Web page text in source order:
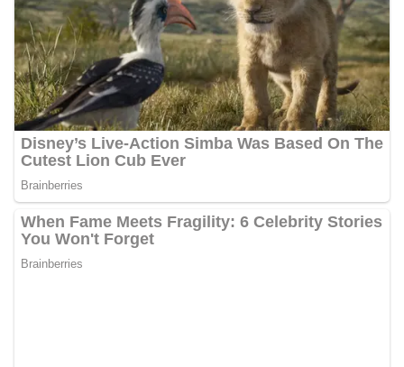
Bhabinkamtibmas di tengah-tengah warga
diharapkan dapat semakin mempererat
hubungan kemitraan antara Polri dan
masyarakat, sekaligus membangun kesadaran
kolektif warga akan pentingnya menjaga
keamanan, ketertiban, dan kekompakan
lingkungan, khususnya dalam menyambut
momentum bersejarah HUT Kemerdekaan
Republik Indonesia.‎Kegiatan sambang ini
rencananya akan terus dilaksanakan secara rutin
oleh Bhabinkamtibmas di wilayah Kelurahan
Sunggal sebagai bagian dari upaya menciptakan
situasi Kamtibmas yang aman dan kondusif,
sekaligus menumbuhkan semangat nasionalisme
warga dalam menyambut Hari Kemerdekaan RI.